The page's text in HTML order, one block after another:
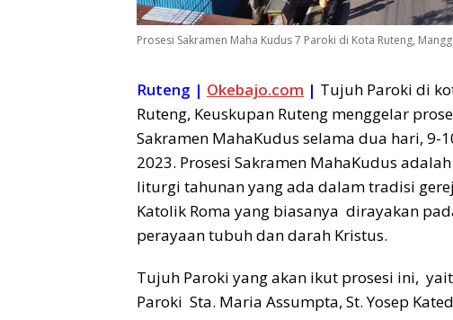
Prosesi Sakramen Maha Kudus 7 Paroki di Kota Ruteng,
Ruteng | Okebajo.com | Tujuh Paroki di
Ruteng, Keuskupan Ruteng menggelar
Sakramen MahaKudus selama dua hari, 9-
2023. Prosesi Sakramen MahaKudus adalah
liturgi tahunan yang ada dalam tradisi
Katolik Roma yang biasanya dirayakan
perayaan tubuh dan darah Kristus.
Tujuh Paroki yang akan ikut prosesi ini,
Paroki Sta. Maria Assumpta, St. Yosep